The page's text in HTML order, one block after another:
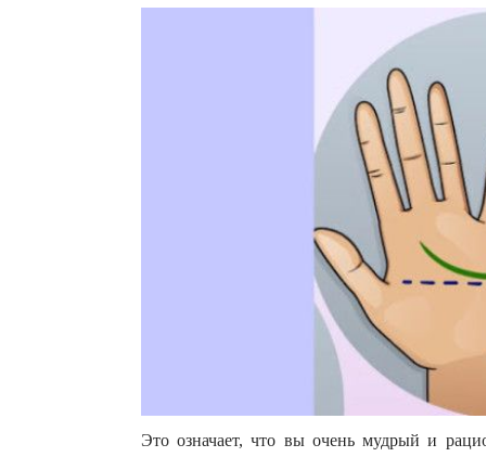
Это означает, что вы очень мудрый и